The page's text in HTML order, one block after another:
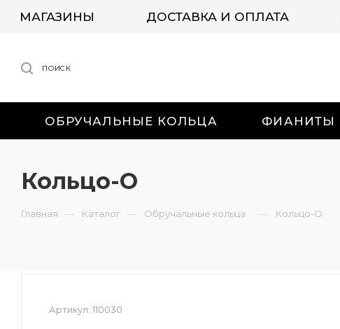
МАГАЗИНЫ ДОСТАВКА И ОПЛАТА
ПОИСК
ОБРУЧАЛЬНЫЕ КОЛЬЦА ФИАНИТЫ
Кольцо-О
Главная — Каталог — Обручальные кольца — Кольцо-О
Артикул: 110030